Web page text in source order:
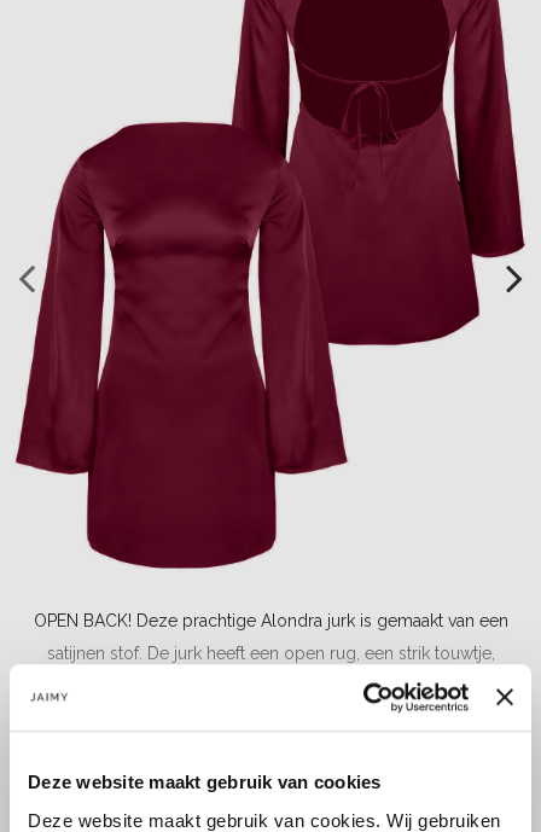
Deze website maakt gebruik van cookies
Deze website maakt gebruik van cookies. Wij gebruiken
OPEN BACK! Deze prachtige Alondra jurk is gemaakt van een
satijnen stof. De jurk heeft een open rug, een strik touwtje,
uitlopende mouwen en een hoge hals....
Maat: